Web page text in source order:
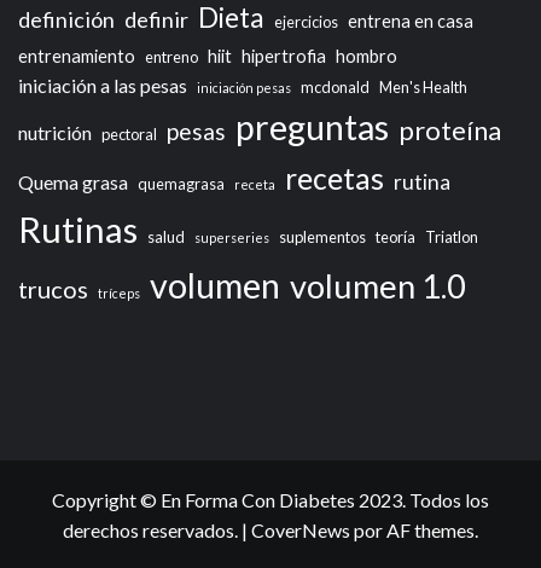
definición definir Dieta ejercicios entrena en casa
entrenamiento entreno hiit hipertrofia hombro
iniciación a las pesas iniciación pesas mcdonald Men's Health
nutrición pectoral pesas preguntas proteína
Quema grasa quemagrasa receta recetas rutina
Rutinas salud superseries suplementos teoría Triatlon
trucos tríceps volumen volumen 1.0
Copyright © En Forma Con Diabetes 2023. Todos los
derechos reservados. | CoverNews por AF themes.